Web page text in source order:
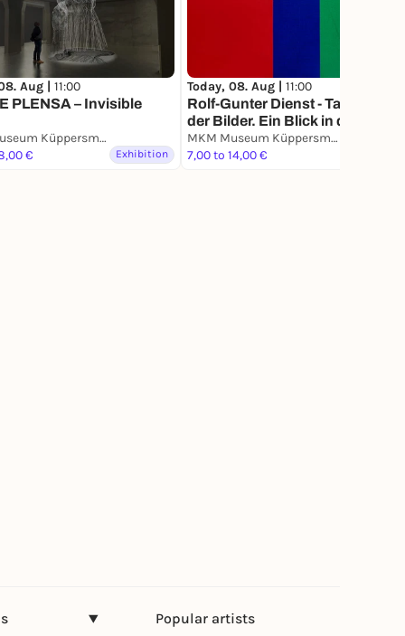
Aug | 11:00
PLENSA – Invisible
MKM Museum Küppersmühle für Moderne Kunst
€
Exhibition
Today, 08. Aug | 11:00
Rolf-Gunter Dienst - Tagebuch
der Bilder. Ein Blick in den
Nachlass.
MKM Museum Küppersmühle für Moderne Kunst
7,00 to 14,00 €
Popular artists